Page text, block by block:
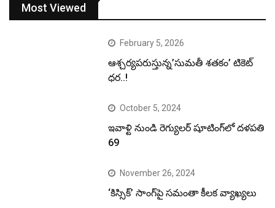
Most Viewed
February 5, 2026
ఆశ్చర్యపరుస్తున్న’సుమతీ శతకం’ టికెట్
ధర..!
October 5, 2024
ఇవాళ్టి నుండి రెగ్యులర్ షూటింగ్‌లో దళపతి
69
November 26, 2024
‘కిస్సిక్’ సాంగ్‌పై సమంతా కీలక వ్యాఖ్యలు